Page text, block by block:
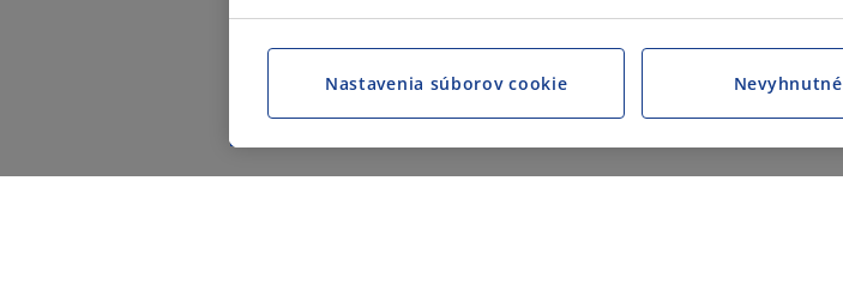
Nastavenia súborov cookie Nevyhnutné